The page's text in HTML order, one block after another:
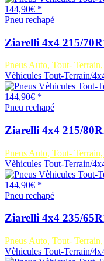
144,90€ *
Pneu rechapé
Ziarelli 4x4 215/
Pneus Auto, Tout-
Vèhicules Tout-Terrain/
144,90€ *
Pneu rechapé
Ziarelli 4x4 215/
Pneus Auto, Tout-
Vèhicules Tout-Terrain/
144,90€ *
Pneu rechapé
Ziarelli 4x4 235/
Pneus Auto, Tout-
Vèhicules Tout-Terrain/